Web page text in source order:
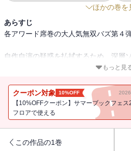
ほかの巻を
あらすじ
各アワード席巻の大人気無双バズ第４弾
自作自演の疑惑を払拭するため、深層
選んだのは、ブラックタイガーが苦戦
った。
もっと見
クーポン対象 10%OFF
【10%OFFクーポン】サマーブックフェ
フロアで使える
この作品の1巻